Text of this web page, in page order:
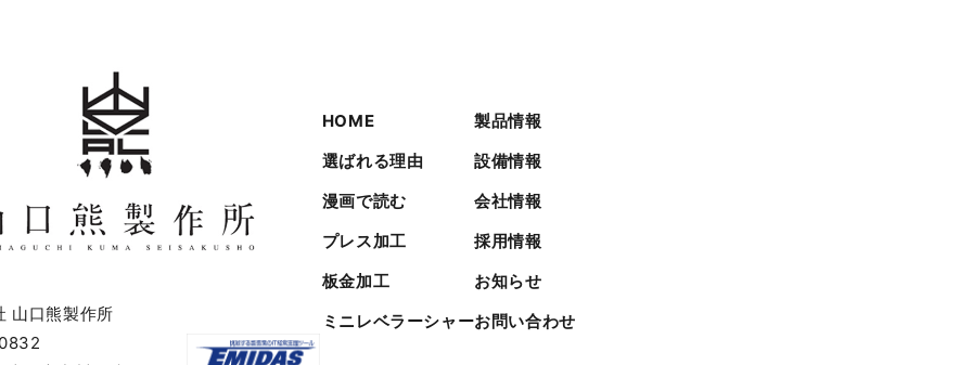
山口熊製作所
HOME
選ばれる理由
漫画で読む
プレス加工
板金加工
ミニレベラーシャー
製品情報
設備情報
会社情報
採用情報
お知らせ
お問い合わせ